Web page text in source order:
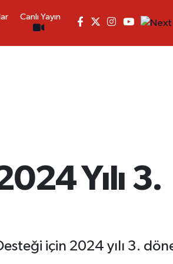
Canlı Yayın
Yılı 3.
için 2024 yılı 3.